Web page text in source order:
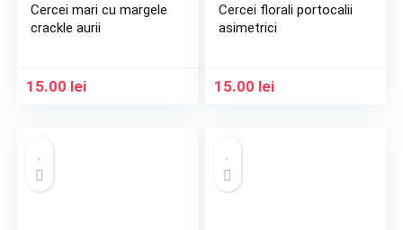
Cercei mari cu margele
crackle aurii
15.00 lei
Cercei florali portocalii
asimetrici
15.00 lei